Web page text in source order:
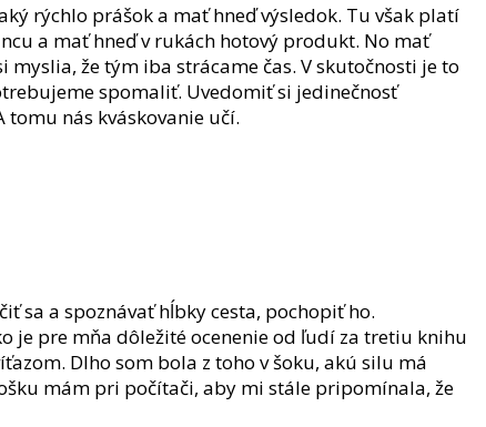
rýchlo prášok a mať hneď výsledok. Tu však platí
a mať hneď v rukách hotový produkt. No mať
že tým iba strácame čas. V skutočnosti je to
spomaliť. Uvedomiť si jedinečnosť
nás kváskovanie učí.
sa a spoznávať hĺbky cesta, pochopiť ho.
je pre mňa dôležité ocenenie od ľudí za tretiu knihu
Dlho som bola z toho v šoku, akú silu má
mám pri počítači, aby mi stále pripomínala, že